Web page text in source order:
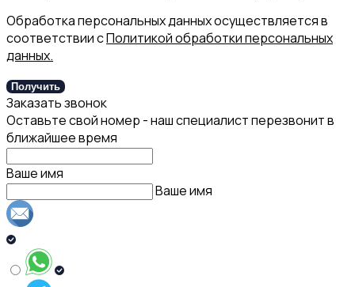
Обработка персональных данных осуществляется в
соответствии сПолитикой обработки персональных
данных.
Получить
Заказать звонок
Оставьте свой номер - наш специалист перезвонит в
ближайшее время
Ваше имя
Ваше имя